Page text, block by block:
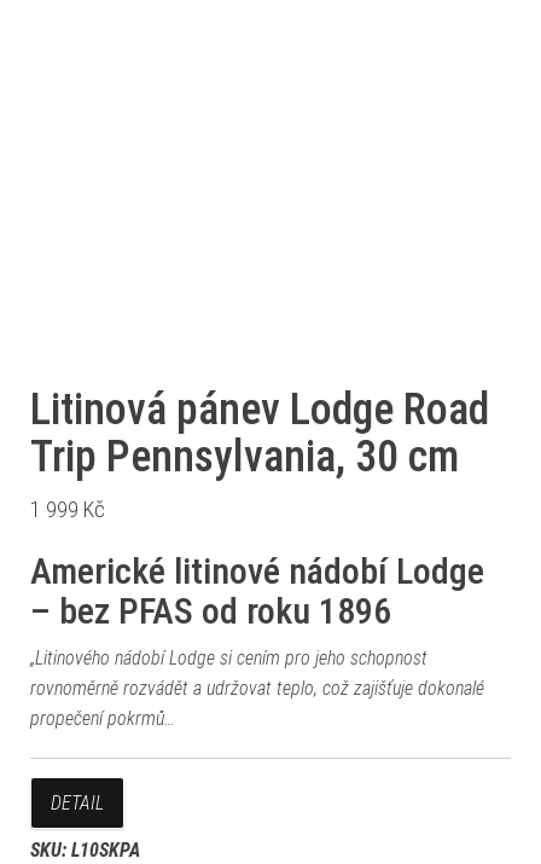
Litinová pánev Lodge Road
Trip Pennsylvania, 30 cm
1 999 Kč
Americké litinové nádobí Lodge
– bez PFAS od roku 1896
„Litinového nádobí Lodge si cením pro jeho schopnost
rovnoměrně rozvádět a udržovat teplo, což zajišťuje dokonalé
propečení pokrmů…
DETAIL
SKU: L10SKPA